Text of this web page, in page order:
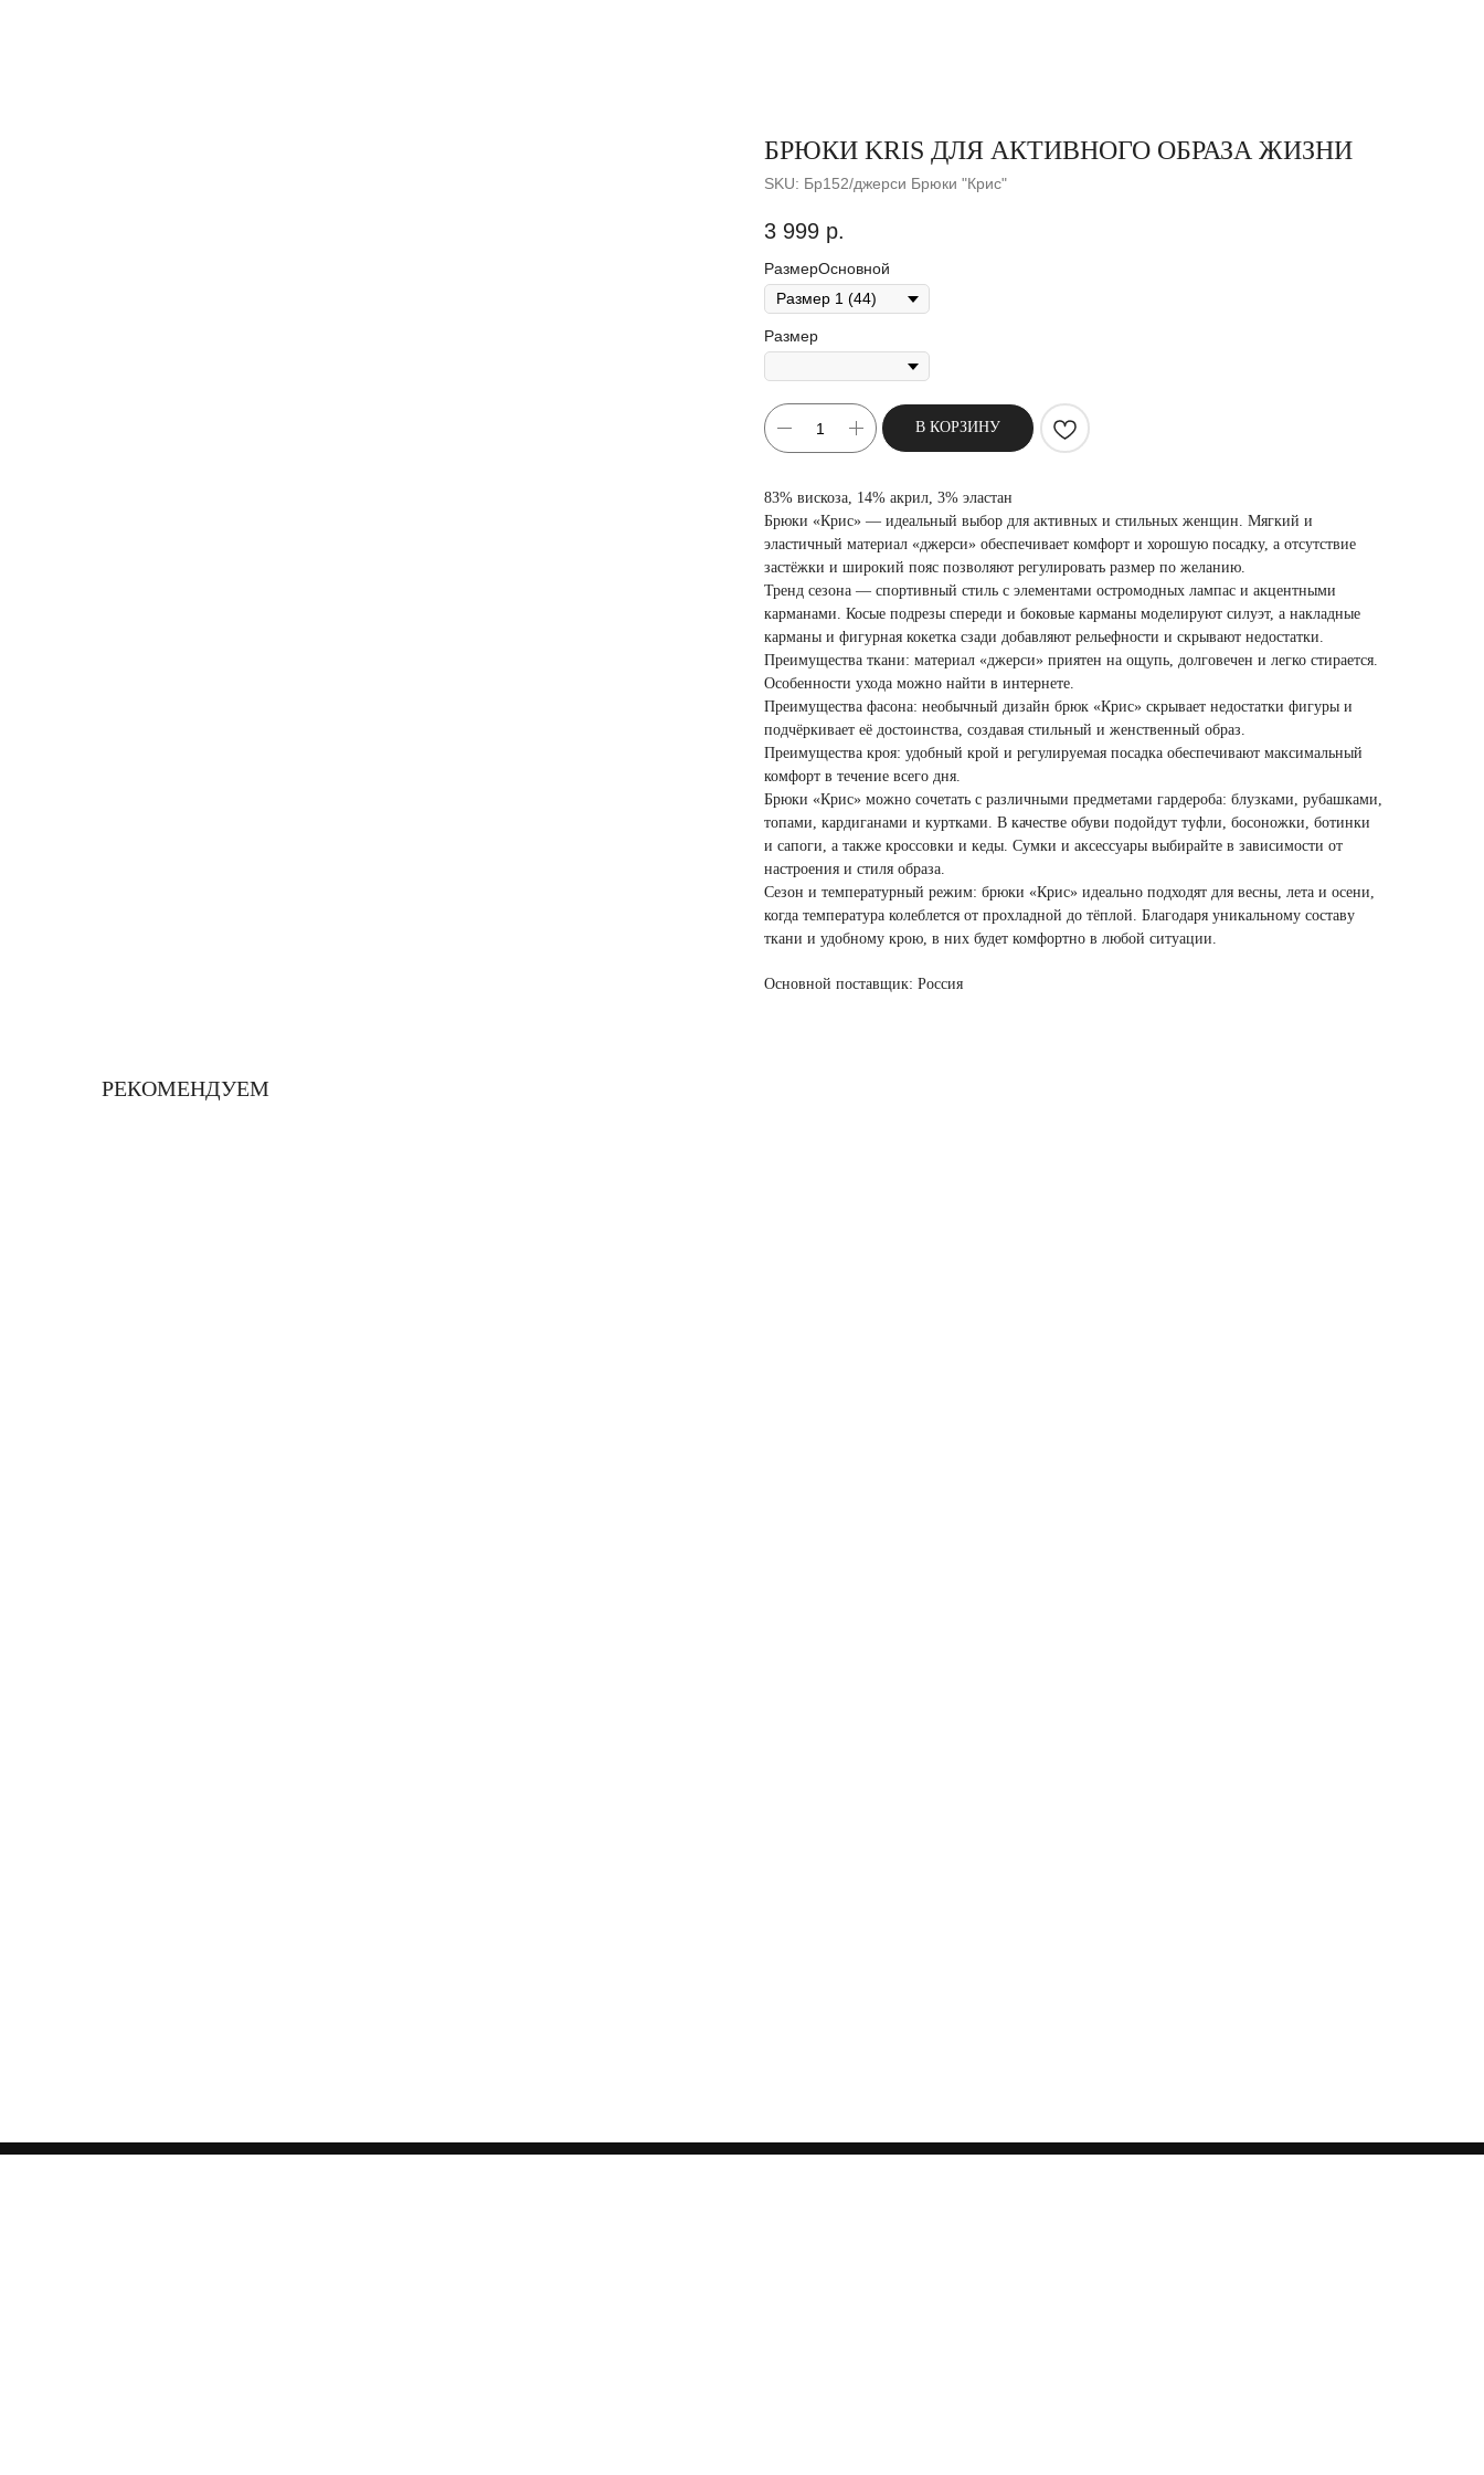
БРЮКИ KRIS ДЛЯ АКТИВНОГО ОБРАЗА ЖИЗНИ
SKU: Бр152/джерси Брюки "Крис"
3 999 р.
РазмерОсновной
Размер
В КОРЗИНУ
83% вискоза, 14% акрил, 3% эластан
Брюки «Крис» — идеальный выбор для активных и стильных женщин. Мягкий и
эластичный материал «джерси» обеспечивает комфорт и хорошую посадку, а отсутствие
застёжки и широкий пояс позволяют регулировать размер по желанию.
Тренд сезона — спортивный стиль с элементами остромодных лампас и акцентными
карманами. Косые подрезы спереди и боковые карманы моделируют силуэт, а накладные
карманы и фигурная кокетка сзади добавляют рельефности и скрывают недостатки.
Преимущества ткани: материал «джерси» приятен на ощупь, долговечен и легко стирается.
Особенности ухода можно найти в интернете.
Преимущества фасона: необычный дизайн брюк «Крис» скрывает недостатки фигуры и
подчёркивает её достоинства, создавая стильный и женственный образ.
Преимущества кроя: удобный крой и регулируемая посадка обеспечивают максимальный
комфорт в течение всего дня.
Брюки «Крис» можно сочетать с различными предметами гардероба: блузками, рубашками,
топами, кардиганами и куртками. В качестве обуви подойдут туфли, босоножки, ботинки
и сапоги, а также кроссовки и кеды. Сумки и аксессуары выбирайте в зависимости от
настроения и стиля образа.
Сезон и температурный режим: брюки «Крис» идеально подходят для весны, лета и осени,
когда температура колеблется от прохладной до тёплой. Благодаря уникальному составу
ткани и удобному крою, в них будет комфортно в любой ситуации.
Основной поставщик: Россия
РЕКОМЕНДУЕМ